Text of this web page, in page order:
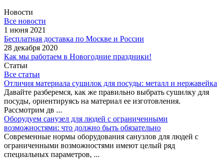
Новости
Все новости
1 июня 2021
Бесплатная доставка по Москве и России
28 декабря 2020
Как мы работаем в Новогодние праздники!
Статьи
Все статьи
Отличия материала сушилок для посуды: металл и нержавейка
Давайте разберемся, как же правильно выбрать сушилку для
посуды, ориентируясь на материал ее изготовления.
Рассмотрим дв ...
Оборудуем санузел для людей с ограниченными
возможностями: что должно быть обязательно
Современные нормы оборудования санузлов для людей с
ограниченными возможностями имеют целый ряд
специальных параметров, ...